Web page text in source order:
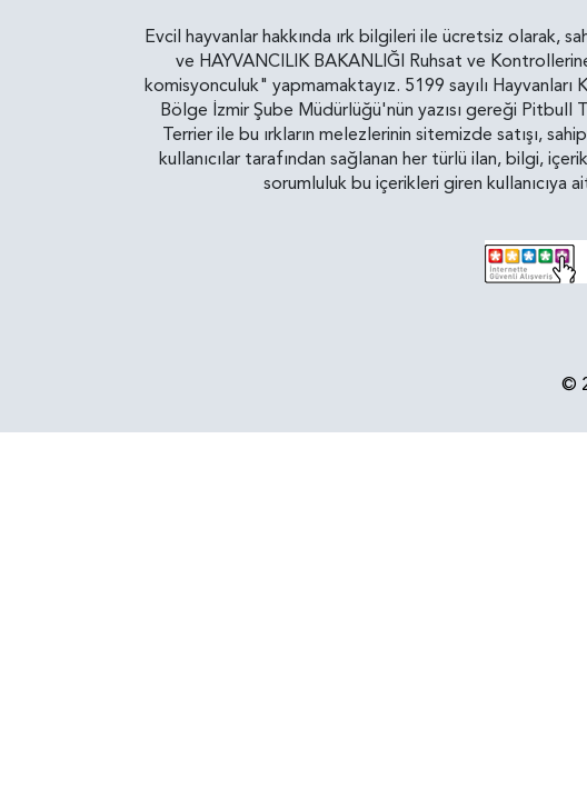
Evcil hayvanlar hakkında ırk bilgileri ile ücretsiz olarak,
ve HAYVANCILIK BAKANLIĞI Ruhsat ve
komisyonculuk" yapmamaktayız. 5199 sayılı
Bölge İzmir Şube Müdürlüğü'nün yazısı gereği
Terrier ile bu ırkların melezlerinin sitemizde satışı,
kullanıcılar tarafından sağlanan her türlü ilan, bilgi,
sorumluluk bu içerikleri giren kullanıcıya
©